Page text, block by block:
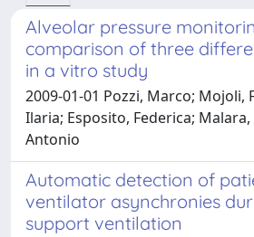
Alveolar pressure
comparison of three
in a vitro study
2009-01-01 Pozzi, Marco; Mojoli,
Ilaria; Esposito, Federica;
Antonio
Automatic detection of
ventilator asynchronies
support ventilation